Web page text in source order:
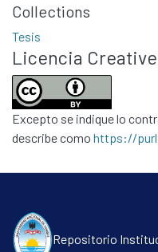
Collections
Tesis
Licencia
Excepto se indique lo
describe como https://
Repositorio